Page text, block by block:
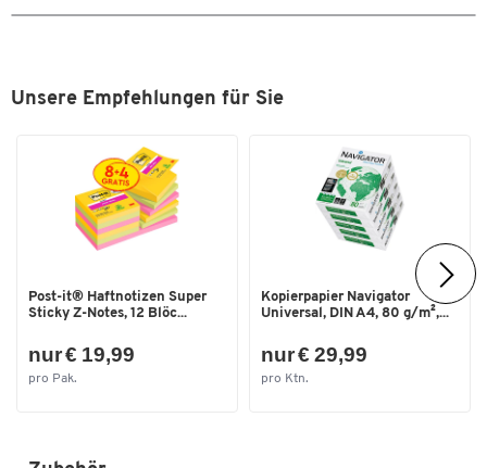
Unsere Empfehlungen für Sie
Post-it® Haftnotizen Super
Sticky Z-Notes, 12 Blöc...
nur € 19,99
pro Pak.
Kopierpapier Navigator
Universal, DIN A4, 80 g/m²,...
nur € 29,99
pro Ktn.